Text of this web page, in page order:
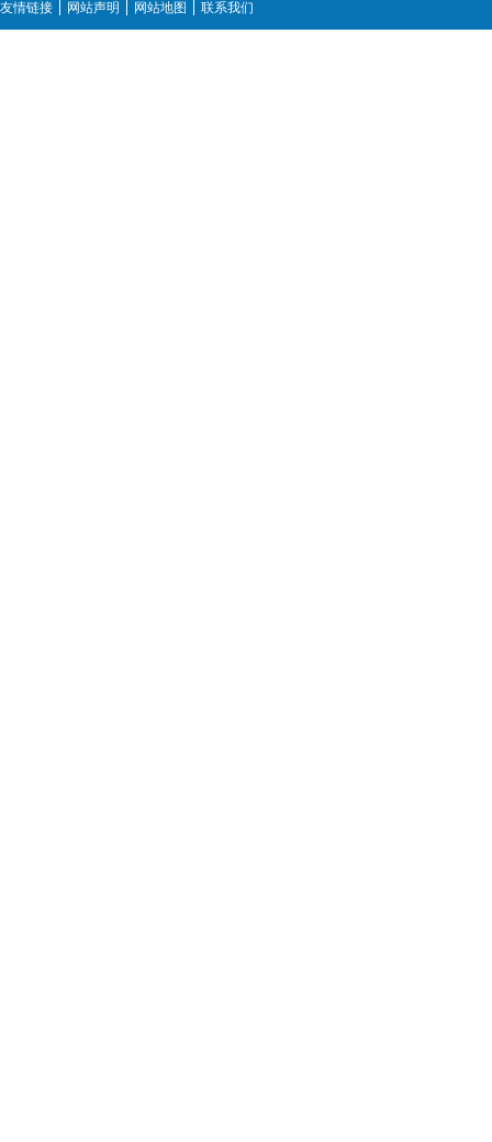
友情链接 网站声明 网站地图 联系我们